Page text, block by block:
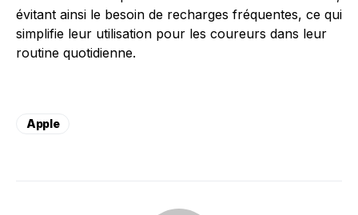
évitant ainsi le besoin de recharges fréquentes, ce qui
simplifie leur utilisation pour les coureurs dans leur
routine quotidienne.
Apple